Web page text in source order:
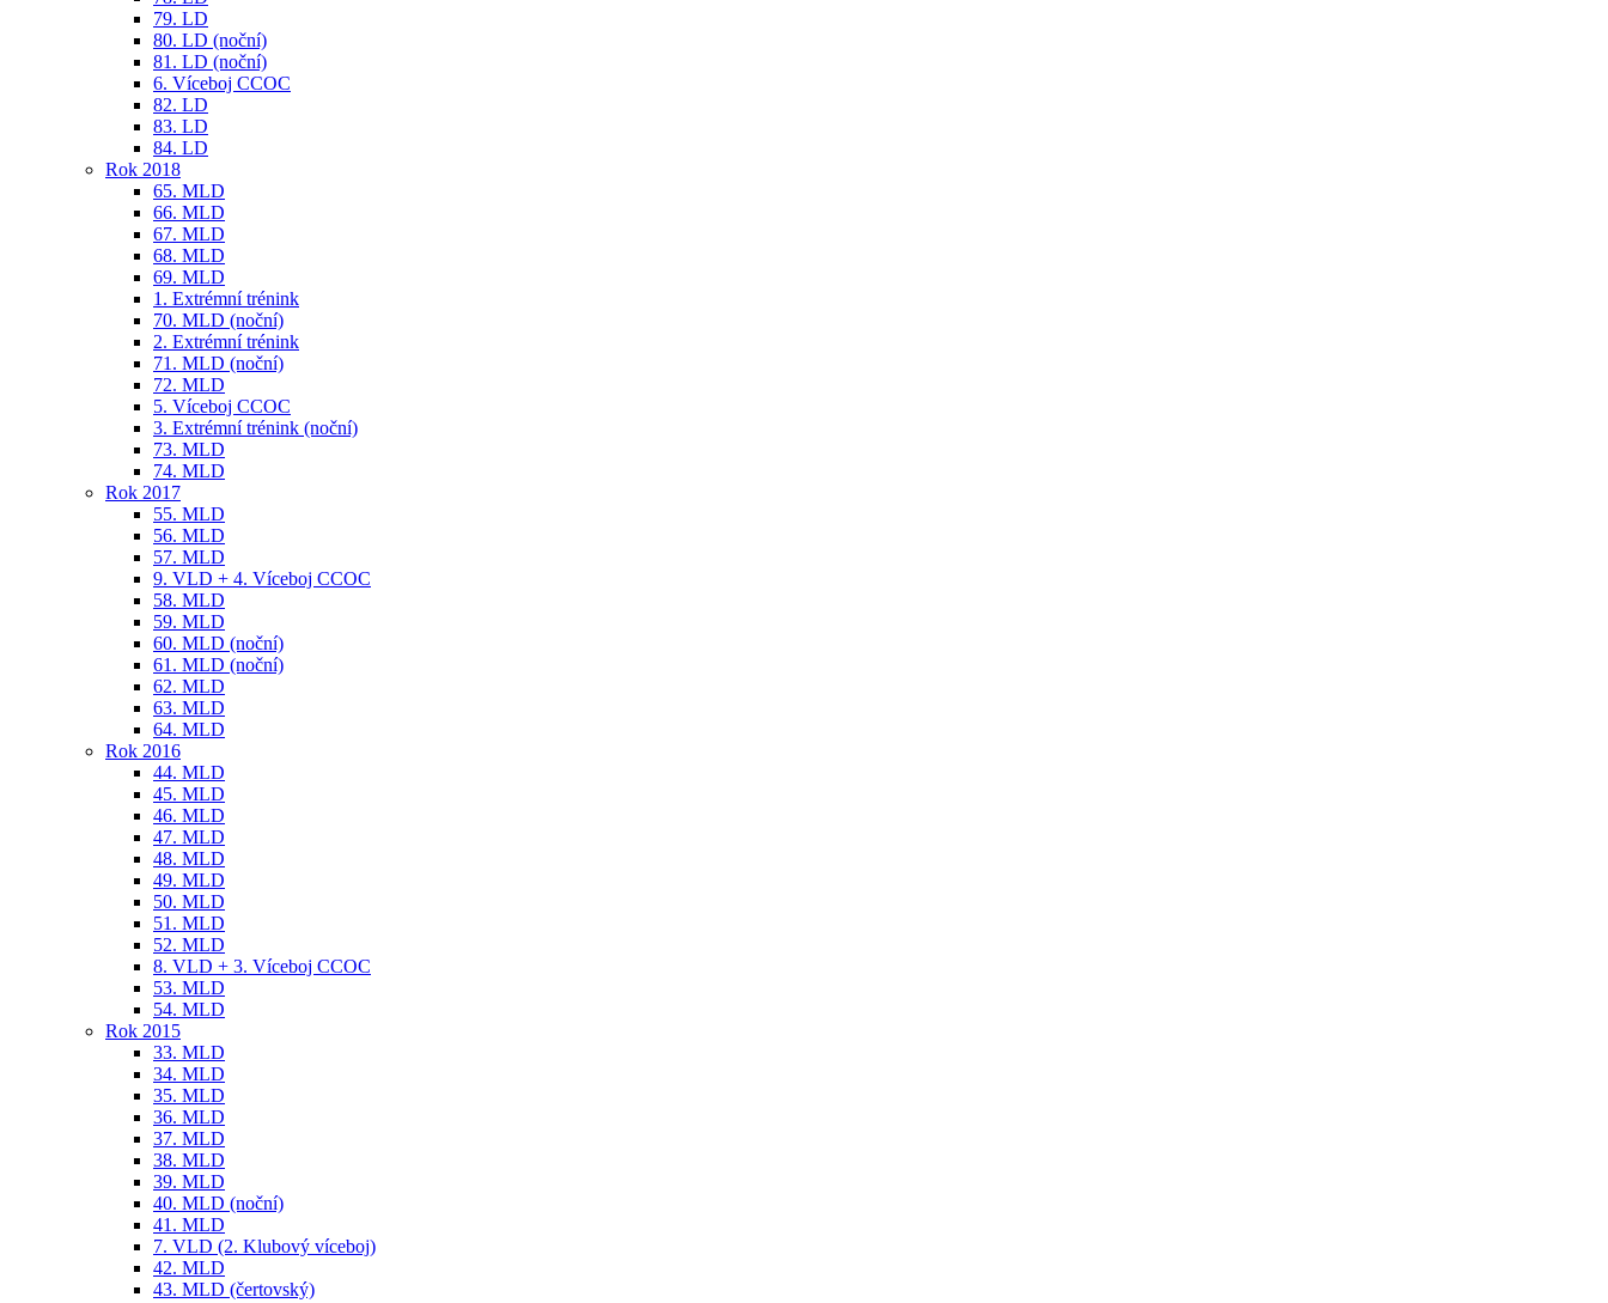
79. LD
80. LD (noční)
81. LD (noční)
6. Víceboj CCOC
82. LD
83. LD
84. LD
Rok 2018
65. MLD
66. MLD
67. MLD
68. MLD
69. MLD
1. Extrémní trénink
70. MLD (noční)
2. Extrémní trénink
71. MLD (noční)
72. MLD
5. Víceboj CCOC
3. Extrémní trénink (noční)
73. MLD
74. MLD
Rok 2017
55. MLD
56. MLD
57. MLD
9. VLD + 4. Víceboj CCOC
58. MLD
59. MLD
60. MLD (noční)
61. MLD (noční)
62. MLD
63. MLD
64. MLD
Rok 2016
44. MLD
45. MLD
46. MLD
47. MLD
48. MLD
49. MLD
50. MLD
51. MLD
52. MLD
8. VLD + 3. Víceboj CCOC
53. MLD
54. MLD
Rok 2015
33. MLD
34. MLD
35. MLD
36. MLD
37. MLD
38. MLD
39. MLD
40. MLD (noční)
41. MLD
7. VLD (2. Klubový víceboj)
42. MLD
43. MLD (čertovský)